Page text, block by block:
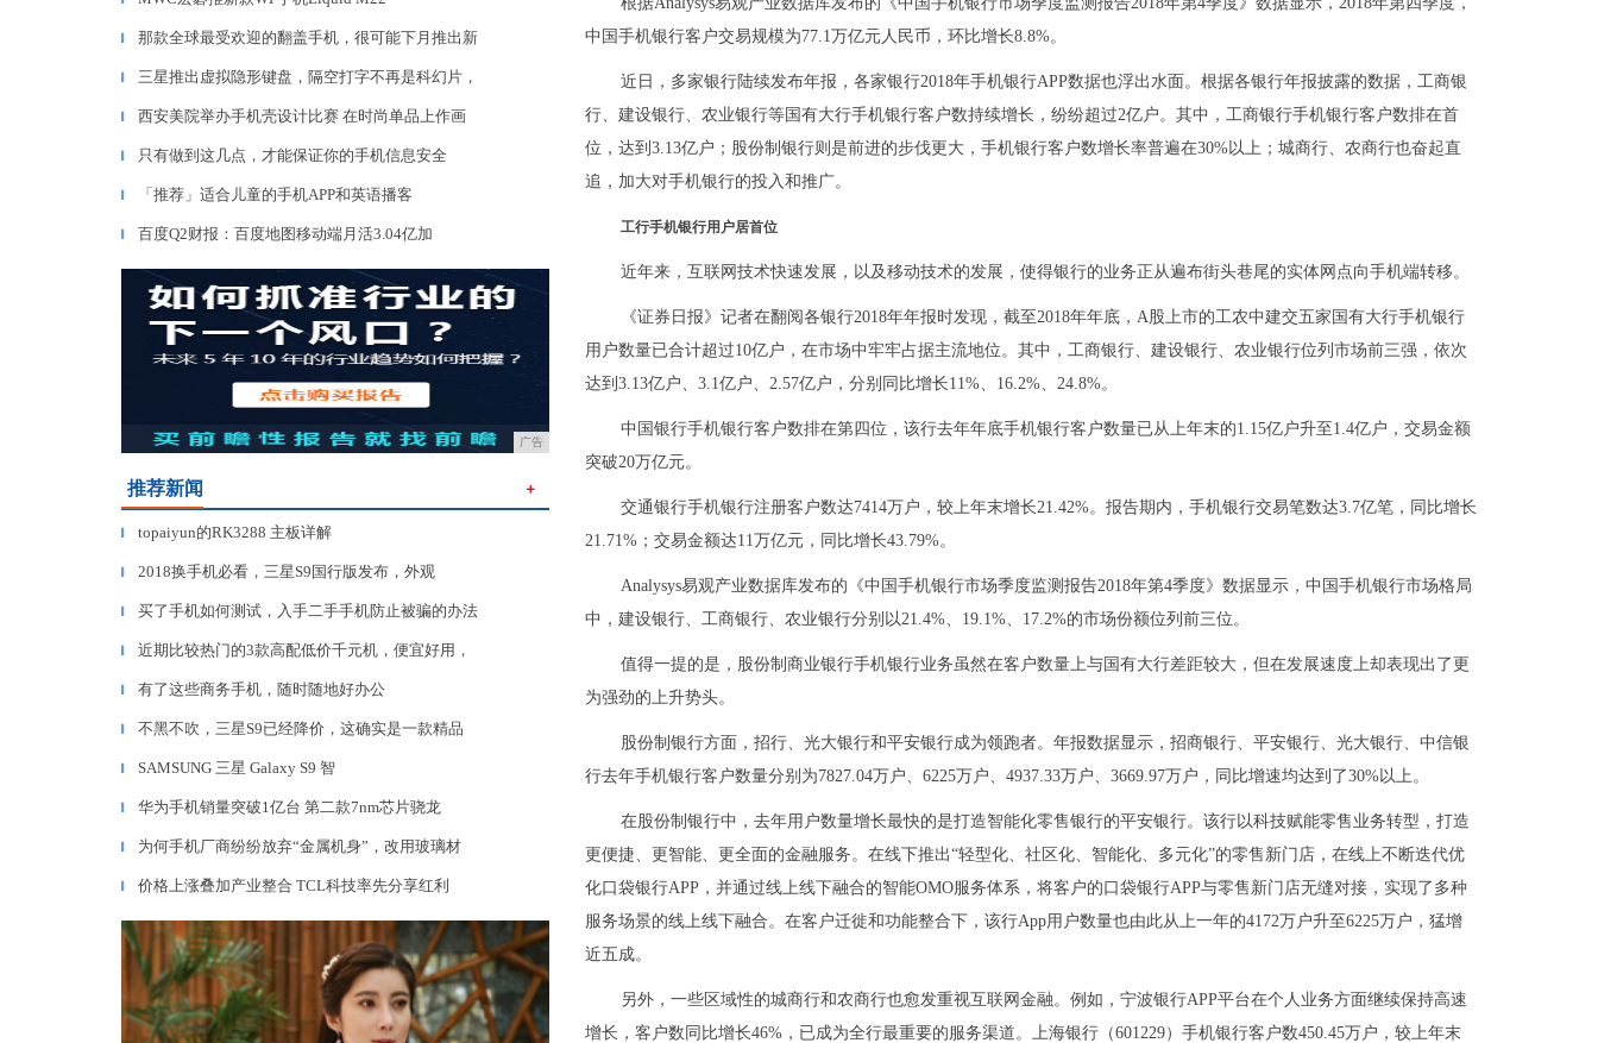
▎ 那款全球最受欢迎的翻盖手机，很可能下月推出新
▎ 三星推出虚拟隐形键盘，隔空打字不再是科幻片，
▎ 西安美院举办手机壳设计比赛 在时尚单品上作画
▎ 只有做到这几点，才能保证你的手机信息安全
▎ 「推荐」适合儿童的手机APP和英语播客
▎ 百度Q2财报：百度地图移动端月活3.04亿加
广告
推荐新闻 ＋
▎ topaiyun的RK3288 主板详解
▎ 2018换手机必看，三星S9国行版发布，外观
▎ 买了手机如何测试，入手二手手机防止被骗的办法
▎ 近期比较热门的3款高配低价千元机，便宜好用，
▎ 有了这些商务手机，随时随地好办公
▎ 不黑不吹，三星S9已经降价，这确实是一款精品
▎ SAMSUNG 三星 Galaxy S9 智
▎ 华为手机销量突破1亿台 第二款7nm芯片骁龙
▎ 为何手机厂商纷纷放弃“金属机身”，改用玻璃材
▎ 价格上涨叠加产业整合 TCL科技率先分享红利
中国手机银行客户交易规模为77.1万亿元人民币，环比增长8.8%。
近日，多家银行陆续发布年报，各家银行2018年手机银行APP数据也浮出水面。根据各银行年报披露的数据，工商银
行、建设银行、农业银行等国有大行手机银行客户数持续增长，纷纷超过2亿户。其中，工商银行手机银行客户数排在首
位，达到3.13亿户；股份制银行则是前进的步伐更大，手机银行客户数增长率普遍在30%以上；城商行、农商行也奋起直
追，加大对手机银行的投入和推广。
工行手机银行用户居首位
近年来，互联网技术快速发展，以及移动技术的发展，使得银行的业务正从遍布街头巷尾的实体网点向手机端转移。
《证券日报》记者在翻阅各银行2018年年报时发现，截至2018年年底，A股上市的工农中建交五家国有大行手机银行
用户数量已合计超过10亿户，在市场中牢牢占据主流地位。其中，工商银行、建设银行、农业银行位列市场前三强，依次
达到3.13亿户、3.1亿户、2.57亿户，分别同比增长11%、16.2%、24.8%。
中国银行手机银行客户数排在第四位，该行去年年底手机银行客户数量已从上年末的1.15亿户升至1.4亿户，交易金额
突破20万亿元。
交通银行手机银行注册客户数达7414万户，较上年末增长21.42%。报告期内，手机银行交易笔数达3.7亿笔，同比增长
21.71%；交易金额达11万亿元，同比增长43.79%。
Analysys易观产业数据库发布的《中国手机银行市场季度监测报告2018年第4季度》数据显示，中国手机银行市场格局
中，建设银行、工商银行、农业银行分别以21.4%、19.1%、17.2%的市场份额位列前三位。
值得一提的是，股份制商业银行手机银行业务虽然在客户数量上与国有大行差距较大，但在发展速度上却表现出了更
为强劲的上升势头。
股份制银行方面，招行、光大银行和平安银行成为领跑者。年报数据显示，招商银行、平安银行、光大银行、中信银
行去年手机银行客户数量分别为7827.04万户、6225万户、4937.33万户、3669.97万户，同比增速均达到了30%以上。
在股份制银行中，去年用户数量增长最快的是打造智能化零售银行的平安银行。该行以科技赋能零售业务转型，打造
更便捷、更智能、更全面的金融服务。在线下推出“轻型化、社区化、智能化、多元化”的零售新门店，在线上不断迭代优
化口袋银行APP，并通过线上线下融合的智能OMO服务体系，将客户的口袋银行APP与零售新门店无缝对接，实现了多种
服务场景的线上线下融合。在客户迁徙和功能整合下，该行App用户数量也由此从上一年的4172万户升至6225万户，猛增
近五成。
另外，一些区域性的城商行和农商行也愈发重视互联网金融。例如，宁波银行APP平台在个人业务方面继续保持高速
增长，客户数同比增长46%，已成为全行最重要的服务渠道。上海银行（601229）手机银行客户数450.45万户，较上年末